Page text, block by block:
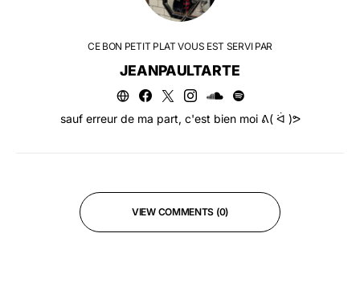
CE BON PETIT PLAT VOUS EST SERVI PAR
JEANPAULTARTE
sauf erreur de ma part, c'est bien moi ᕕ( ᐛ )ᕗ
VIEW COMMENTS (0)